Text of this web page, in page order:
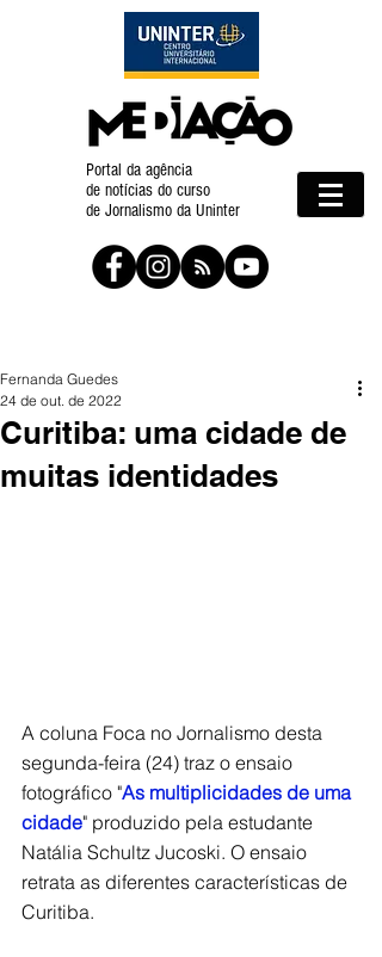
Portal da agência
de notícias do curso
de Jornalismo da Uninter
Curitiba: uma cidade de
muitas identidades
Fernanda Guedes
24 de out. de 2022
A coluna Foca no Jornalismo desta
segunda-feira (24) traz o ensaio
fotográfico "As multiplicidades de uma
cidade" produzido pela estudante
Natália Schultz Jucoski. O ensaio
retrata as diferentes características de
Curitiba.